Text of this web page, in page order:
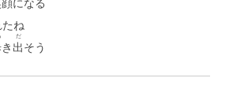
ね
き 出
だ
そう